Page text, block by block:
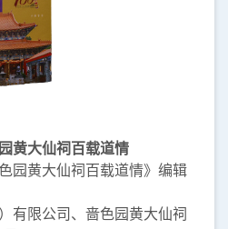
黄大仙祠百载道情
园黄大仙祠百载道情》编辑
有限公司、啬色园黄大仙祠